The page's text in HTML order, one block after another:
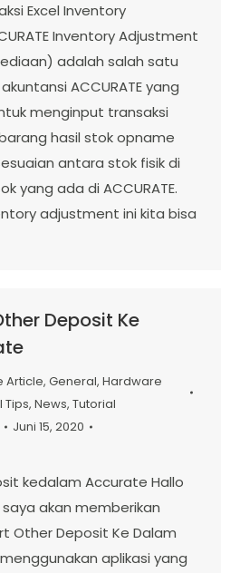
Excel Inventory
Inventory Adjustment
adalah salah satu
ACCURATE yang
menginput transaksi
hasil stok opname
antara stok fisik di
yang ada di ACCURATE.
adjustment ini kita bisa
Deposit Ke
Article, General, Hardware
Tips, News, Tutorial
Juni 15, 2020
kedalam Accurate Hallo
saya akan memberikan
Other Deposit Ke Dalam
aplikasi yang